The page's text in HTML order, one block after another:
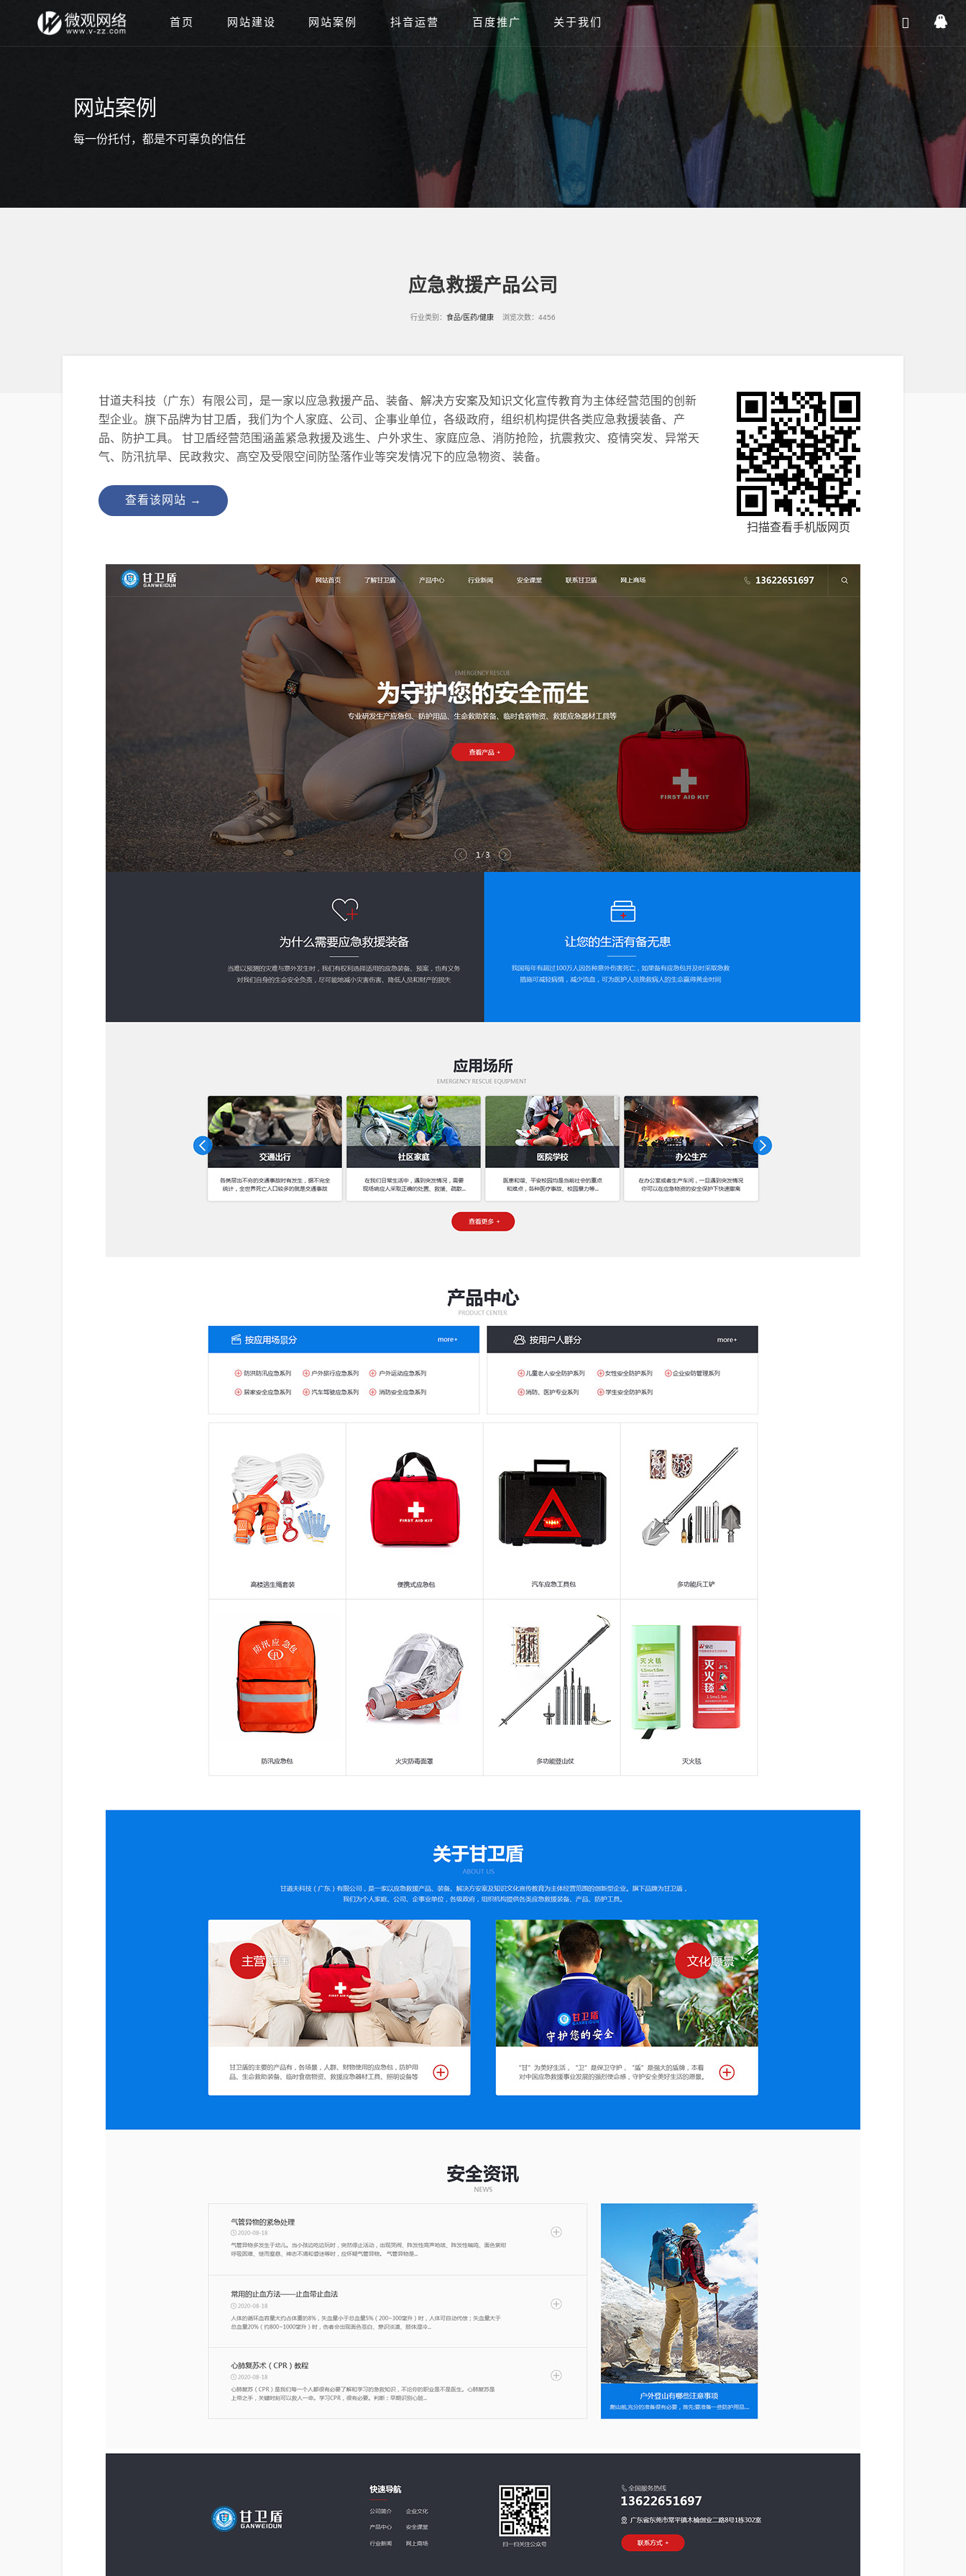
首页 网站建设 网站案例 抖音运营 百度推广 关于我们
网站案例
每一份托付，都是不可辜负的信任
应急救援产品公司
行业类别： 食品/医药/健康 浏览次数：4456
扫描查看手机版网页
甘道夫科技（广东）有限公司，是一家以应急救援产品、装备、解决方安案及知识文化宣传教育为主体经营范围的创新
型企业。旗下品牌为甘卫盾，我们为个人家庭、公司、企事业单位，各级政府，组织机构提供各类应急救援装备、产
品、防护工具。 甘卫盾经营范围涵盖紧急救援及逃生、户外求生、家庭应急、消防抢险，抗震救灾、疫情突发、异常天
气、防汛抗旱、民政救灾、高空及受限空间防坠落作业等突发情况下的应急物资、装备。
查看该网站 →